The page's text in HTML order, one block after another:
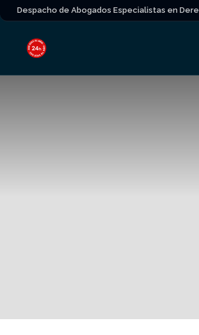
Despacho de Abogados Especialistas en